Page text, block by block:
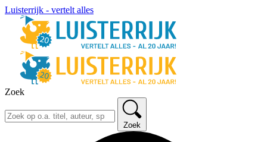
Luisterrijk - vertelt alles
Zoek
Zoek